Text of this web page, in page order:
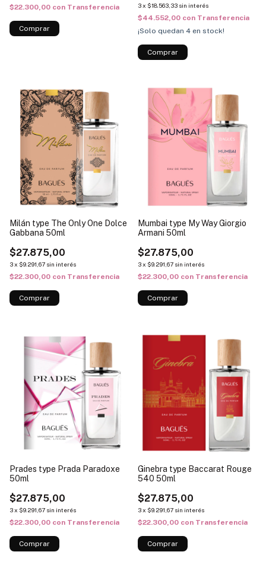
$22.300,00 con Transferencia 3x $18.563,33 sin interés
$44.552,00 con Transferencia
¡Solo quedan 4 en stock!
Milán type The Only One Dolce
Gabbana 50ml
$27.875,00
3x $9.291,67 sin interés
$22.300,00 con Transferencia
Mumbai type My Way Giorgio
Armani 50ml
$27.875,00
3x $9.291,67 sin interés
$22.300,00 con Transferencia
Prades type Prada Paradoxe
50ml
$27.875,00
3x $9.291,67 sin interés
$22.300,00 con Transferencia
Ginebra type Baccarat Rouge
540 50ml
$27.875,00
3x $9.291,67 sin interés
$22.300,00 con Transferencia